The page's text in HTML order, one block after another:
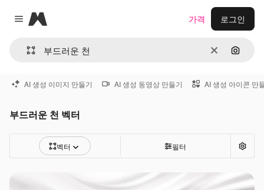
Close menu
Magnific
지우기이미지
가격 로그인
AI 생성 이미지 만들기 AI 생성 동영상 만들기 AI 생성 아이콘 만
부드러운 천 벡터
벡터 필터